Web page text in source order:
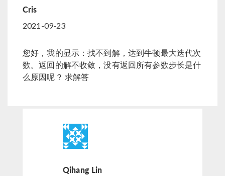
Cris
2021-09-23
您好，我的显示：找不到解，达到牛顿最大迭代次
数。返回的解不收敛，没有返回所有参数步长是什
么原因呢？ 求解答
Qihang Lin